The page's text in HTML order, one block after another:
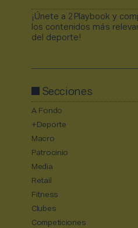
¡Únete a 2Playbook y
los contenidos más
del deporte!
Secciones
A Fondo
+Deporte
Macro
Patrocinio
Media
Retail
Fitness
Clubes
Competiciones